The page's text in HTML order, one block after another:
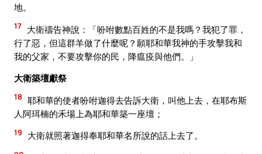
地。
17 大衛禱告神說：「吩咐數點百姓的不是我嗎？我犯了罪，
行了惡，但這群羊做了什麼呢？願耶和華我神的手攻擊我和
我的父家，不要攻擊你的民，降瘟疫與他們。」
大衛築壇獻祭
18 耶和華的使者吩咐迦得去告訴大衛，叫他上去，在耶布斯
人阿珥楠的禾場上為耶和華築一座壇；
19 大衛就照著迦得奉耶和華名所說的話上去了。